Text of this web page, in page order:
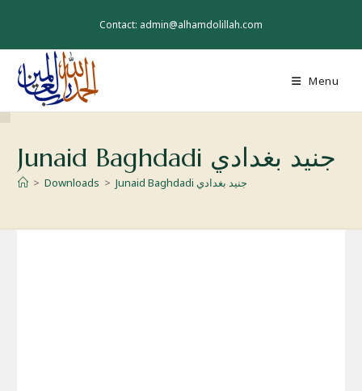
Contact: admin@alhamdolillah.com
Menu
Junaid Baghdadi جنيد بغدادي
> Downloads > Junaid Baghdadi جنيد بغدادي